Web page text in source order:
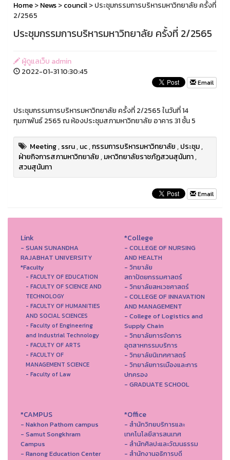
Home>News>council> ประชุมกรรมการบริหารมหาวิทยาลัย ครั้งที่
2/2565
ประชุมกรรมการบริหารมหาวิทยาลัย ครั้งที่ 2/2565
ผู้ดูแลเว็บ admin
2022-01-31 10:30:45
Email
ประชุมกรรมการบริหารมหาวิทยาลัย ครั้งที่ 2/2565 ในวันที่ 14
กุมภาพันธ์ 2565 ณ ห้องประชุมสภามหาวิทยาลัย อาคาร 31 ชั้น 5
Meeting,ssru,uc,กรรมการบริหารมหาวิทยาลัย,ประชุม,
ฝ่ายกิจการสภามหาวิทยาลัย,มหาวิทยาลัยราชภัฏสวนสุนันทา,
สวนสุนันทา
Email
Link
- SUAN SUNANDHA
RAJABHAT UNIVERSITY
*Faculty
- FACULTY OF EDUCATION
- FACULTY OF SCIENCE AND
TECHNOLOGY
- FACULTY OF HUMANITIES
AND SOCIAL SCIENCES
- Faculty of Engineering
and Industrial Technology
- FACULTY OF ARTS
- FACULTY OF
MANAGEMENT SCIENCE
- Faculty of Law
*College
- COLLEGE OF NURSING
AND HEALTH
- วิทยาลัย
สถาปัตยกรรมศาสตร์
- วิทยาลัยสหเวชศาสตร์
- COLLEGE OF INNAVATION
AND MANAGEMENT
- College of Logistics and
Supply Chain
- วิทยาลัยการจัดการ
อุตสาหกรรมบริการ
- วิทยาลัยนิเทศศาสตร์
- วิทยาลัยการเมืองและการ
ปกครอง
- GRADUATE SCHOOL
*CAMPUS
- Nakhon Pathom campus
- Samut Songkhram
Campus
- Ranong Education Center
*Office
- สำนักวิทยบริการและ
เทคโนโลยีสารสนเทศ
- สํานักศิลปะและวัฒนธรรม
- สำนักงานอธิการบดี